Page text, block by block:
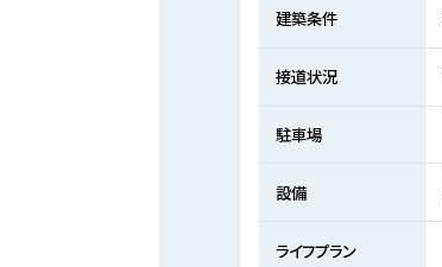
建築条件
接道状況
駐車場
設備
ライフプラン